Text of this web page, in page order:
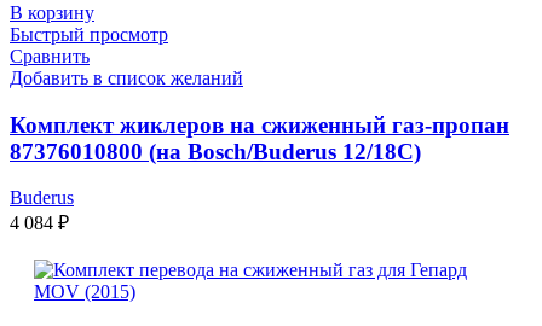
В корзину
Быстрый просмотр
Сравнить
Добавить в список желаний
Комплект жиклеров на сжиженный газ-пропан
87376010800 (на Bosch/Buderus 12/18С)
Buderus
4 084 ₽